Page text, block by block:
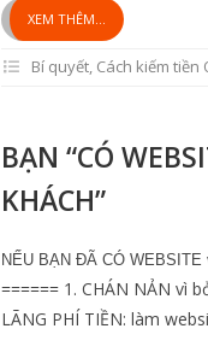
XEM THÊM...
Bí quyết, Cách kiếm tiền
BẠN “CÓ
KHÁCH”
NẾU BẠN ĐÃ CÓ
====== 1. CHÁN NẢN vì
LÃNG PHÍ TIỀN: làm